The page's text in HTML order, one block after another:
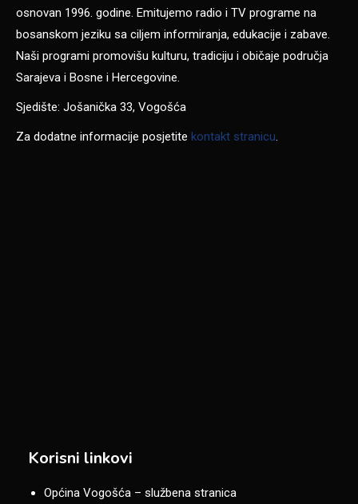
osnovan 1996. godine. Emitujemo radio i TV programe na
bosanskom jeziku sa ciljem informiranja, edukacije i zabave.
Naši programi promovišu kulturu, tradiciju i običaje područja
Sarajeva i Bosne i Hercegovine.
Sjedište: Jošanička 33, Vogošća
Za dodatne informacije posjetite kontakt stranicu.
Korisni linkovi
Općina Vogošća – službena stranica